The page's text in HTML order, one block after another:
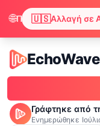
EchoWave
EchoWave
Γράφτηκε από
Ενημερώθηκε
🌐 Παρατηρήσαμε ότι ο περιηγητής σου προτιμά τα Αγγλικά. Θέλεις να αλλάξεις για να απολαμβάνεις περιεχόμενο στα Αγγλικά; 🇺🇸Αλλαγή σε